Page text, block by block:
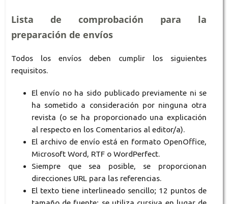
Lista de comprobación para la
preparación de envíos
Todos los envíos deben cumplir los siguientes
requisitos.
El envío no ha sido publicado previamente ni se
ha sometido a consideración por ninguna otra
revista (o se ha proporcionado una explicación
al respecto en los Comentarios al editor/a).
El archivo de envío está en formato OpenOffice,
Microsoft Word, RTF o WordPerfect.
Siempre que sea posible, se proporcionan
direcciones URL para las referencias.
El texto tiene interlineado sencillo; 12 puntos de